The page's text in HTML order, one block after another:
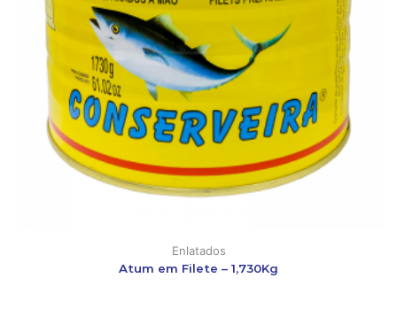
Enlatados
Atum em Filete – 1,730Kg